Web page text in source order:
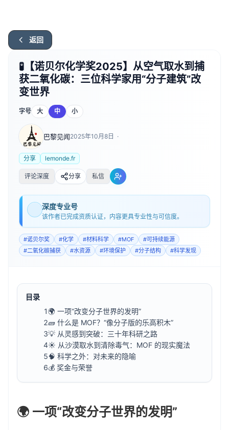
返回
🧪【诺贝尔化学奖2025】从空气取水到捕
获二氧化碳：三位科学家用“分子建筑”改
变世界
字号 大 中 小
巴黎见闻2025年10月8日 ·
分享 lemonde.fr
评论深度 分享 私信
深度专业号
该作者已完成资质认证，内容更具专业性与可信度。
#诺贝尔奖 #化学 #材料科学 #MOF #可持续能源
#二氧化碳捕获 #水资源 #环境保护 #分子结构 #科学发现
目录
1🌍 一项“改变分子世界的发明”
2🧱 什么是 MOF？“像分子版的乐高积木”
3💡 从灵感到突破：三十年科研之路
4☀️ 从沙漠取水到清除毒气：MOF 的现实魔法
5🧠 科学之外：对未来的隐喻
6💰 奖金与荣誉
🌍 一项“改变分子世界的发明”